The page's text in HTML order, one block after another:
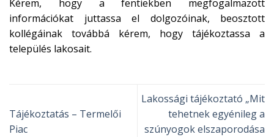
Kérem, hogy a fentiekben megfogalmazott
információkat juttassa el dolgozóinak, beosztott
kollégáinak továbbá kérem, hogy tájékoztassa a
település lakosait.
Tájékoztatás – Termelői
Piac
Lakossági tájékoztató „Mit
tehetnek egyénileg a
szúnyogok elszaporodása